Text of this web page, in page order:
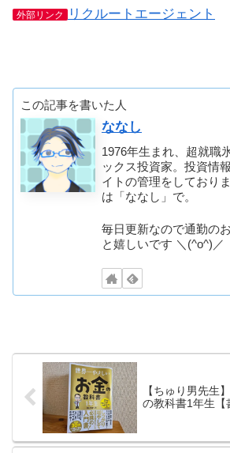
外部リンク リクルートエージェント
この記事を書いた人
ななし
1976年生まれ、超就職
ックス投資家。投資情
イトの管理をしており
は「ななし」で。
毎日更新なので通勤の
と嬉しいです ＼(^o^)／
【ちゅり男先生
の教科書1年生【